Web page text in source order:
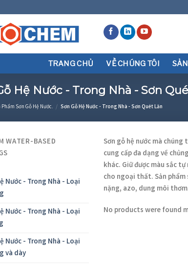
TRANG CHỦ VỀ CHÚNG TÔI
Hệ Nước - Trong Nhà - Sơn
Phẩm Sơn Gỗ Hệ Nước. / Sơn Gỗ Hệ Nước - Trong Nhà - Sơn Quét Lăn
WATER-BASED
Nước - Trong Nhà - Loại
Nước - Trong Nhà - Loại
Nước - Trong Nhà - Loại
và dày
Sơn gỗ hệ nước mà
cung cấp đa dạng về
khác. Giữ được màu sắc
cho ngoại thất. Sản
nặng, azo, dung môi
No products were found